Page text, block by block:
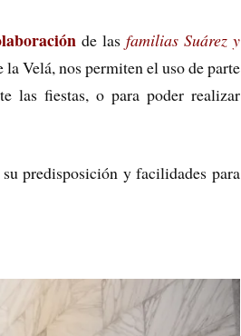
de las familias Suárez y
Velá, nos permiten el uso de parte
las fiestas, o para poder realizar
predisposición y facilidades para